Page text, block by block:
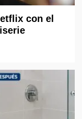
con el